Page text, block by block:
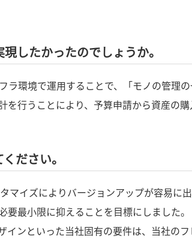
したかったのでしょうか。
環境で運用することで、「モノの管理の
を行うことにより、予算申請から資産の
ださい。
マイズによりバージョンアップが容易
最小限に抑えることを目標にしました。
インといった当社固有の要件は、当社の